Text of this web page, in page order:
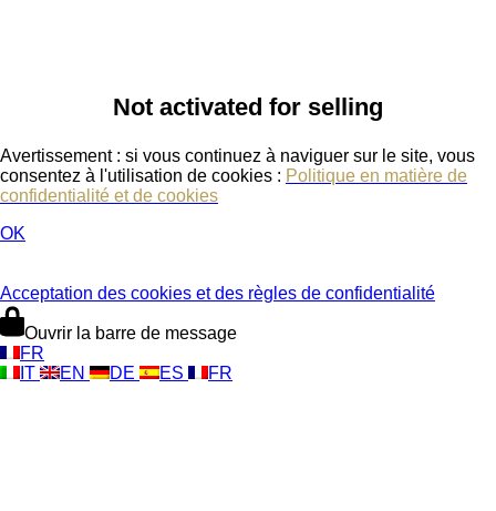
Not activated for selling
Avertissement : si vous continuez à naviguer sur le site, vous
consentez à l'utilisation de cookies : Politique en matière de
confidentialité et de cookies
OK
Acceptation des cookies et des règles de confidentialité
Ouvrir la barre de message
FR
IT
EN DE ES FR